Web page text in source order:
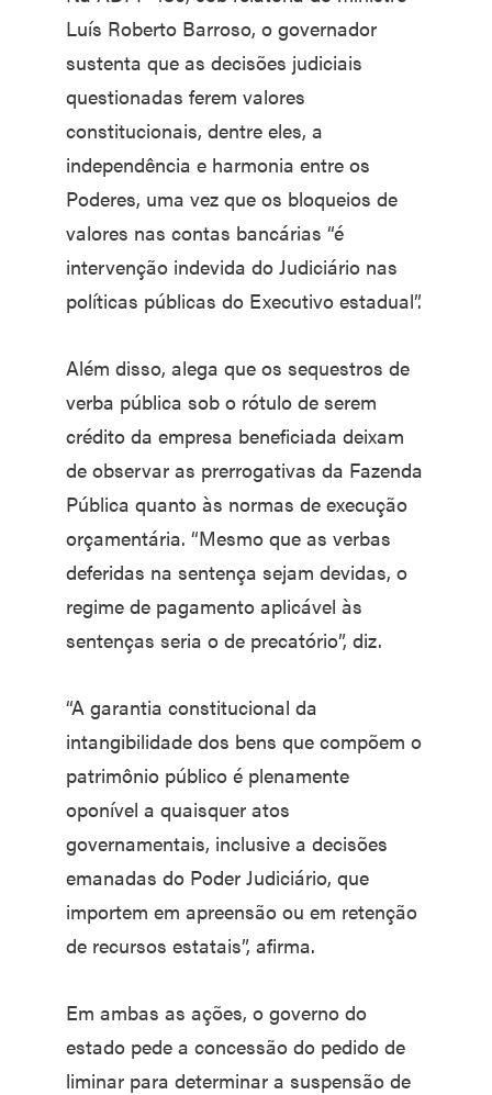
Luís Roberto Barroso, o governador
sustenta que as decisões judiciais
questionadas ferem valores
constitucionais, dentre eles, a
independência e harmonia entre os
Poderes, uma vez que os bloqueios de
valores nas contas bancárias “é
intervenção indevida do Judiciário nas
políticas públicas do Executivo estadual”.
Além disso, alega que os sequestros de
verba pública sob o rótulo de serem
crédito da empresa beneficiada deixam
de observar as prerrogativas da Fazenda
Pública quanto às normas de execução
orçamentária. “Mesmo que as verbas
deferidas na sentença sejam devidas, o
regime de pagamento aplicável às
sentenças seria o de precatório”, diz.
“A garantia constitucional da
intangibilidade dos bens que compõem o
patrimônio público é plenamente
oponível a quaisquer atos
governamentais, inclusive a decisões
emanadas do Poder Judiciário, que
importem em apreensão ou em retenção
de recursos estatais”, afirma.
Em ambas as ações, o governo do
estado pede a concessão do pedido de
liminar para determinar a suspensão de